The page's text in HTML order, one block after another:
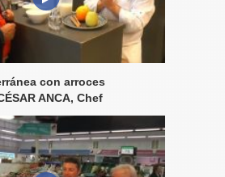
con arroces
ANCA, Chef